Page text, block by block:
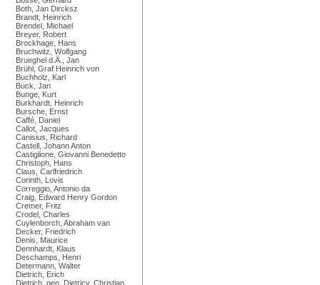
Both, Jan Dircksz
Brandt, Heinrich
Brendel, Michael
Breyer, Robert
Brockhage, Hans
Bruchwitz, Wolfgang
Brueghel d.Ä., Jan
Brühl, Graf Heinrich von
Buchholz, Karl
Buck, Jan
Bunge, Kurt
Burkhardt, Heinrich
Bursche, Ernst
Caffé, Daniel
Callot, Jacques
Canisius, Richard
Castell, Johann Anton
Castiglione, Giovanni Benedetto
Christoph, Hans
Claus, Carlfriedrich
Corinth, Lovis
Correggio, Antonio da
Craig, Edward Henry Gordon
Cremer, Fritz
Crodel, Charles
Cuylenborch, Abraham van
Decker, Friedrich
Denis, Maurice
Dennhardt, Klaus
Deschamps, Henri
Determann, Walter
Dietrich, Erich
Dietrich, gen. Dietricy, Christian